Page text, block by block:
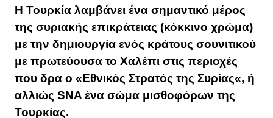
Η Τουρκία λαμβάνει ένα σημαντικό μέρος
της συριακής επικράτειας (κόκκινο χρώμα)
με την δημιουργία ενός κράτους σουνιτικού
με πρωτεύουσα το Χαλέπι στις περιοχές
που δρα ο «Εθνικός Στρατός της Συρίας«, ή
αλλιώς SNA ένα σώμα μισθοφόρων της
Τουρκίας.